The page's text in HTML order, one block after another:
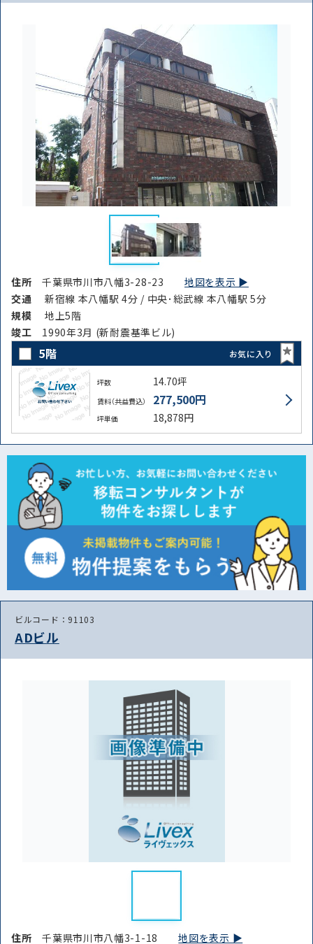
住所千葉県市川市八幡3-28-23地図を表示 ▶︎
交通
新宿線 本八幡駅 4分 / 中央･総武線 本八幡駅 5分
規模
地上5階
竣⼯ 1990年3月 (新耐震基準ビル)
5階 お気に入り
坪数 14.70坪
賃料（共益費込） 277,500円
坪単価 18,878円
ビルコード：91103
ADビル
住所千葉県市川市八幡3-1-18地図を表示 ▶︎